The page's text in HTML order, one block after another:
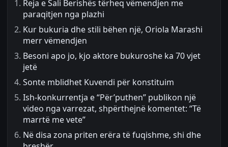
Reja e Sali Berishës tërheq vëmendjen me
paraqitjen nga plazhi
Kur bukuria dhe stili bëhen një, Oriola Marashi
merr vëmendjen
Besoni apo jo, kjo aktore bukuroshe ka 70 vjet
jetë
Sonte mblidhet Kuvendi për konstituim
Ish-konkurrentja e “Për’puthen” publikon një
video nga varrezat, shpërthejnë komentet: “Të
marrtë me vete”
Në disa zona priten erëra të fuqishme, shi dhe